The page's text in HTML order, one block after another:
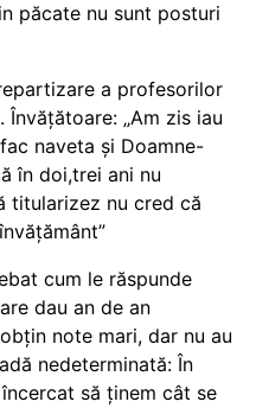
păcate nu sunt posturi
a profesorilor
Învățătoare: „Am zis iau
naveta și Doamne-
în doi,trei ani nu
titularizez nu cred că
cum le răspunde
dau an de an
note mari, dar nu au
nedeterminată: În
să ținem cât se